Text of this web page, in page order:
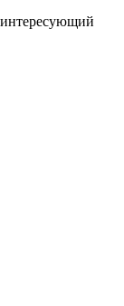
интересующий